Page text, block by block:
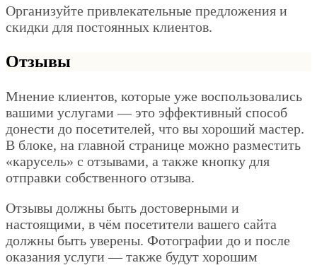
Организуйте привлекательные предложения и
скидки для постоянных клиентов.
Отзывы
Мнение клиентов, которые уже воспользовались
вашими услугами — это эффективный способ
донести до посетителей, что вы хороший мастер.
В блоке, на главной странице можно разместить
«карусель» с отзывами, а также кнопку для
отправки собственного отзыва.
Отзывы должны быть достоверными и
настоящими, в чём посетители вашего сайта
должны быть уверены. Фотографии до и после
оказания услуги — также будут хорошим